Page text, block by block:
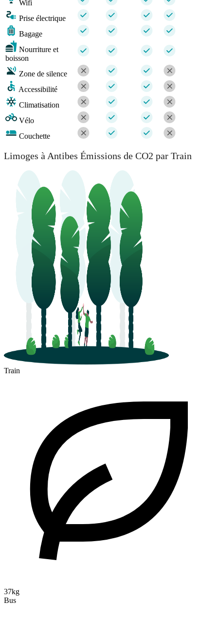
Wifi
Prise électrique
Bagage
Nourriture et
boisson
Zone de silence
Accessibilité
Climatisation
Vélo
Couchette
Limoges à Antibes Émissions de CO2 par Train
Train
37kg
Bus